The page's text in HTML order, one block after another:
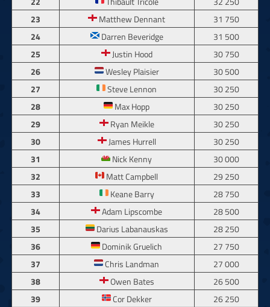
23
Matthew Dennant
31 750
24
Darren Beveridge
31 500
25
Justin Hood
30 750
26
Wesley Plaisier
30 500
27
Steve Lennon
30 250
28
Max Hopp
30 250
29
Ryan Meikle
30 250
30
James Hurrell
30 250
31
Nick Kenny
30 000
32
Matt Campbell
29 250
33
Keane Barry
28 750
34
Adam Lipscombe
28 500
35
Darius Labanauskas
28 250
36
Dominik Gruelich
27 750
37
Chris Landman
27 000
38
Owen Bates
26 500
39
Cor Dekker
26 250